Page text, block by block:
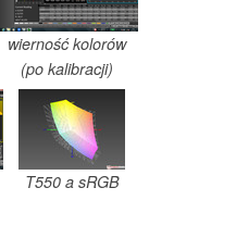
wierność kolorów
(po kalibracji)
T550 a sRGB